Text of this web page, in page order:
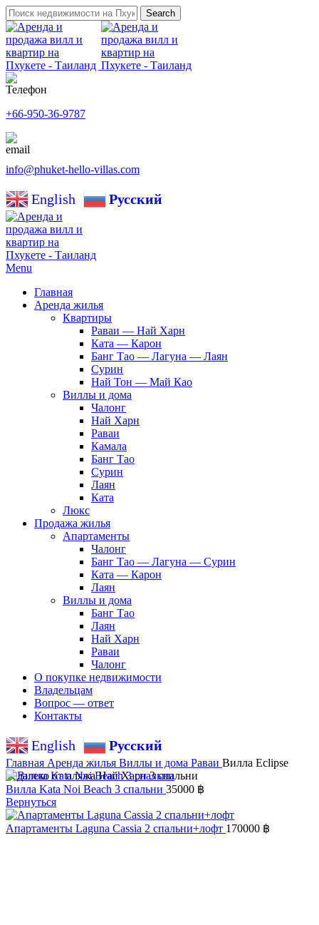
Search
+66-950-36-9787
info@phuket-hello-villas.com
English Русский
Menu
Главная
Аренда жилья
Квартиры
Раваи — Най Харн
Ката — Карон
Банг Тао — Лагуна — Лаян
Сурин
Най Тон — Май Као
Виллы и дома
Чалонг
Най Харн
Раваи
Камала
Банг Тао
Сурин
Лаян
Ката
Люкс
Продажа жилья
Апартаменты
Чалонг
Банг Тао — Лагуна — Сурин
Ката — Карон
Лаян
Виллы и дома
Банг Тао
Лаян
Най Харн
Раваи
Чалонг
О покупке недвижимости
Владельцам
Вопрос — ответ
Контакты
English Русский
Главная Аренда жилья Виллы и дома Раваи Вилла Eclipse
недалеко от пляжа Най Харн 3 спальни
Вилла Kata Noi Beach 3 спальни 35000 ฿
Вернуться
Апартаменты Laguna Cassia 2 спальни+лофт 170000 ฿